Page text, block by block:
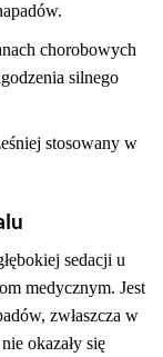
chorobowych
silnego
stosowany w
sedacji u
medycznym. Jest
zwłaszcza w
okazały się